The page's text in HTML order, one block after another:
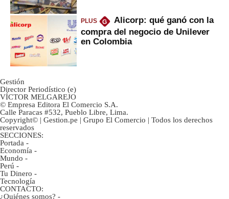
PLUS G
Alicorp: qué ganó con la
compra del negocio de Unilever
en Colombia
Gestión
Director Periodístico (e)
VÍCTOR MELGAREJO
© Empresa Editora El Comercio S.A.
Calle Paracas #532, Pueblo Libre, Lima.
Copyright© | Gestion.pe | Grupo El Comercio | Todos los derechos
reservados
SECCIONES:
Portada -
Economía -
Mundo -
Perú -
Tu Dinero -
Tecnología
CONTACTO:
¿Quiénes somos? -